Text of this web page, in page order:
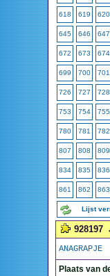
618 619 620
645 646 647
672 673 674
699 700 701
726 727 728
753 754 755
780 781 782
807 808 809
834 835 836
861 862 863
Lijst
928197
ANAGRAPJE
Plaats van